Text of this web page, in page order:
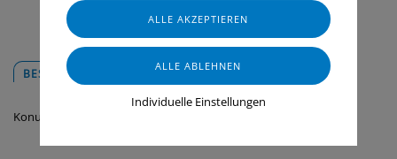
BESCHREIBUNG DOWNLOADS
Konusadapter für Klick-Stiele.
Individuelle Einstellungen